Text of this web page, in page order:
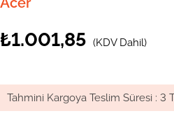
₺1.001,85 (KDV Dahil)
Tahmini Kargoya Teslim Süresi : 3